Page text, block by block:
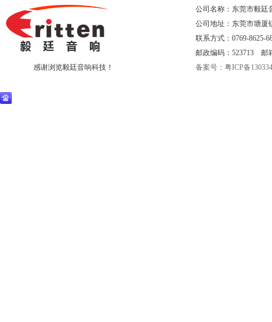
感谢浏览毅廷音响科技！
公司名称：东莞市毅廷
公司地址：东莞市塘厦
联系方式：0769-8625-
邮政编码：523713 邮
备案号：粤ICP备